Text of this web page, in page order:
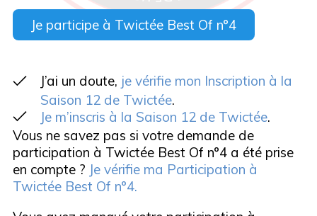
Je participe à Twictée Best Of n°4
J’ai un doute, je vérifie mon Inscription à la
Saison 12 de Twictée.
Je m’inscris à la Saison 12 de Twictée.
Vous ne savez pas si votre demande de
participation à Twictée Best Of n°4 a été prise
en compte ? Je vérifie ma Participation à
Twictée Best Of n°4.